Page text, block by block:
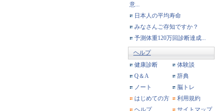
意...
日本人の平均寿命
みなさんご存知ですか？
予測体重120万回診断達成...
ヘルプ
健康診断
体験談
Q＆A
辞典
ノート
脳トレ
はじめての方
利用規約
ヘルプ
サイトマップ